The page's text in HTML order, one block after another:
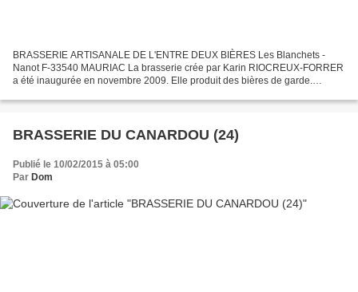
BRASSERIE ARTISANALE DE L'ENTRE DEUX BIÈRES Les Blanchets -
Nanot F-33540 MAURIAC La brasserie crée par Karin RIOCREUX-FORRER
a été inaugurée en novembre 2009. Elle produit des bières de garde.
BRASSERIE DU CANARDOU (24)
Publié le 10/02/2015 à 05:00
Par Dom